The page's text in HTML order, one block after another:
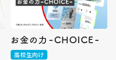
お金の力 -CHOICE-
高校生向け